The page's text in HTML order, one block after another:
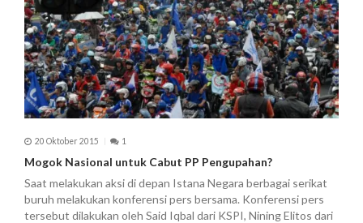
20 Oktober 2015 1
Mogok Nasional untuk Cabut PP Pengupahan?
Saat melakukan aksi di depan Istana Negara berbagai serikat
buruh melakukan konferensi pers bersama. Konferensi pers
tersebut dilakukan oleh Said Iqbal dari KSPI, Nining Elitos dari